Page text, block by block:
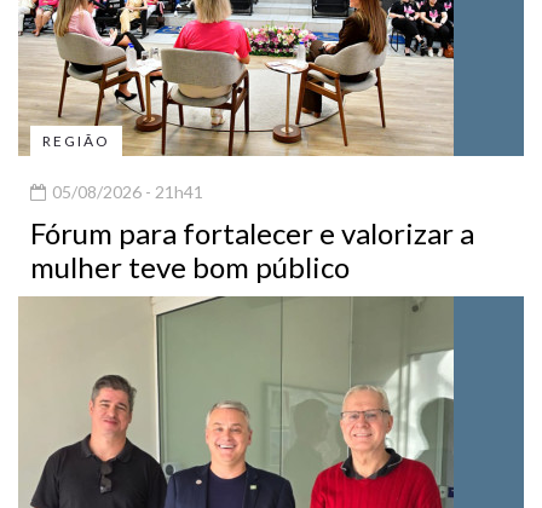
REGIÃO
05/08/2026 - 21h41
Fórum para fortalecer e valorizar a
mulher teve bom público